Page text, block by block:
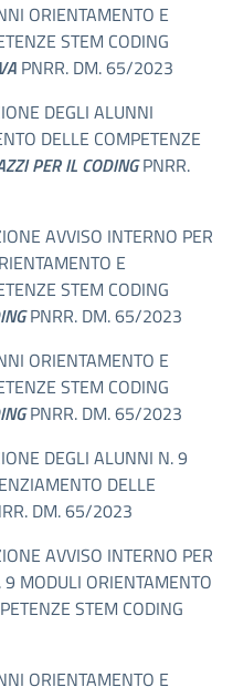
ORIENTAMENTO E
STEM CODING
PNRR. DM. 65/2023
DEGLI ALUNNI
DELLE COMPETENZE
PER IL CODINGPNRR.
AVVISO INTERNO PER
E
STEM CODING
PNRR. DM. 65/2023
ORIENTAMENTO E
STEM CODING
PNRR. DM. 65/2023
DEGLI ALUNNI N. 9
DELLE
DM. 65/2023
AVVISO INTERNO PER
MODULI ORIENTAMENTO
STEM CODING
ORIENTAMENTO E